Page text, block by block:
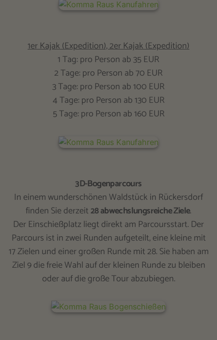
1er Kajak (Expedition), 2er Kajak (Expedition)
1 Tag: pro Person ab 35 EUR
2 Tage: pro Person ab 70 EUR
3 Tage: pro Person ab 100 EUR
4 Tage: pro Person ab 130 EUR
5 Tage: pro Person ab 160 EUR
3D-Bogenparcours
In einem wunderschönen Waldstück in Rückersdorf
finden Sie derzeit28 abwechslungsreiche Ziele.
Der Einschießplatz liegt direkt am Parcoursstart. Der
Parcours ist in zwei Runden aufgeteilt, eine kleine mit
17 Zielen und einer großen Runde mit 28. Sie haben am
Ziel 9 die freie Wahl auf der kleinen Runde zu bleiben
oder auf die große Tour abzubiegen.